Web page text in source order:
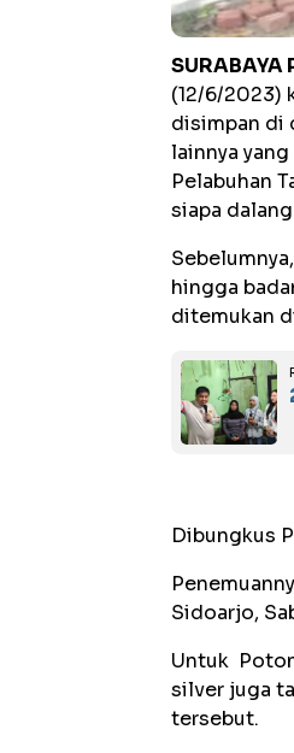
SURABAYA
(12/6/2023)
disimpan di
lainnya
Pelabuhan
siapa
hingga
ditemukan
Dibungkus
Sidoarjo,
Untuk
silver juga
tersebut.